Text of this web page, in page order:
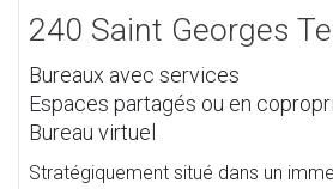
240 Saint Georges
Bureaux avec services
Espaces partagés ou en
Bureau virtuel
Stratégiquement situé dans un